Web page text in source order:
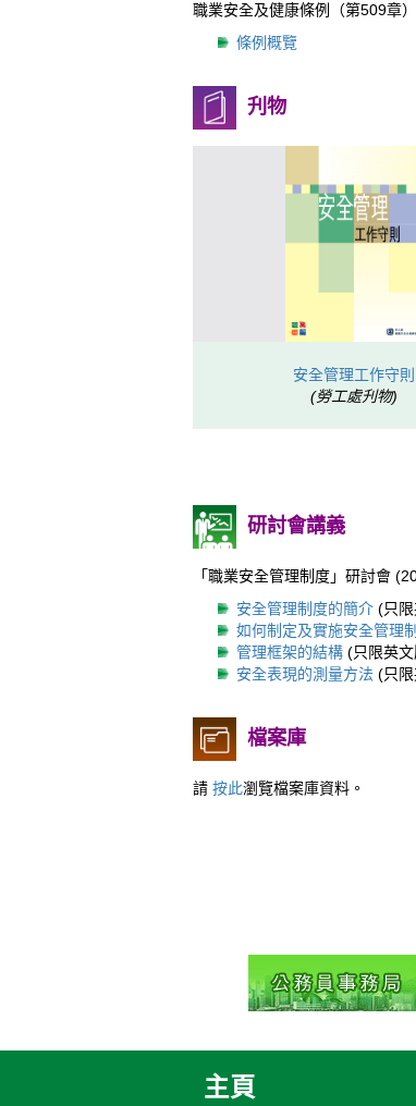
職業安全及健康條例（第509章）
條例概覽
刋物
安全管理工作守則
(勞工處刋物)
研討會講義
「職業安全管理制度」研討會
安全管理制度的簡介 (只
如何制定及實施安全管理
管理框架的結構 (只限英
安全表現的測量方法 (只
檔案庫
請 按此瀏覽檔案庫資料。
主頁